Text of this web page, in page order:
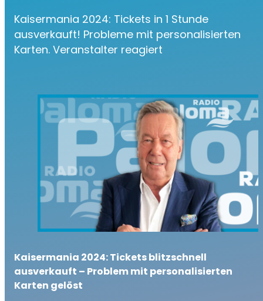
Kaisermania 2024: Tickets in 1 Stunde
ausverkauft! Probleme mit personalisierten
Karten. Veranstalter reagiert
Kaisermania 2024: Tickets blitzschnell
ausverkauft – Problem mit personalisierten
Karten gelöst